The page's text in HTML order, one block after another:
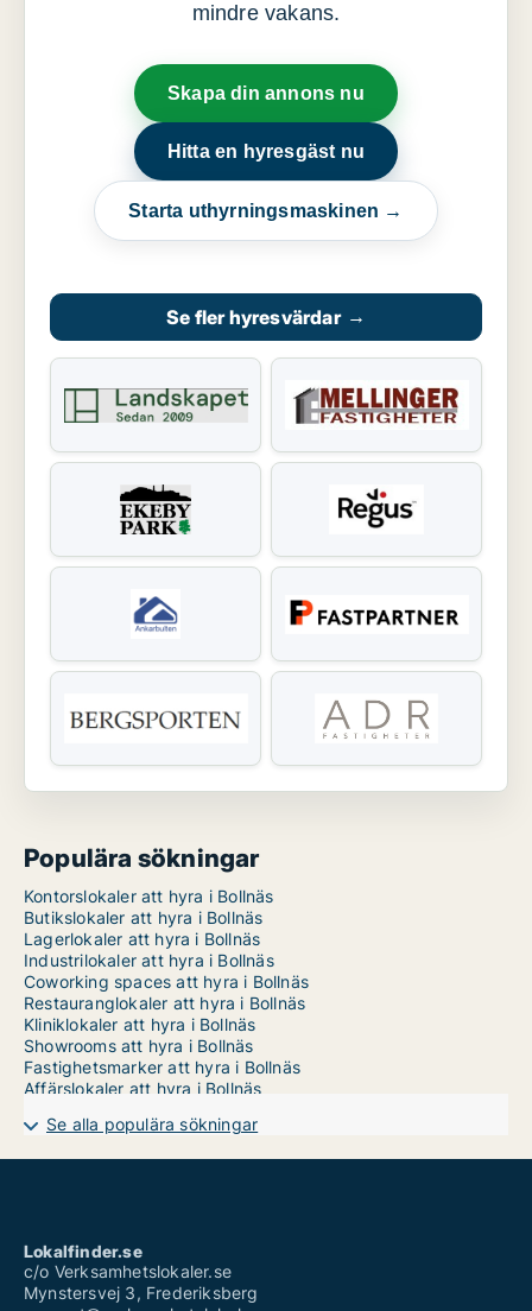
mindre vakans.
Skapa din annons nu
Hitta en hyresgäst nu
Starta uthyrningsmaskinen →
Se fler hyresvärdar →
Populära sökningar
Kontorslokaler att hyra i Bollnäs
Butikslokaler att hyra i Bollnäs
Lagerlokaler att hyra i Bollnäs
Industrilokaler att hyra i Bollnäs
Coworking spaces att hyra i Bollnäs
Restauranglokaler att hyra i Bollnäs
Kliniklokaler att hyra i Bollnäs
Showrooms att hyra i Bollnäs
Fastighetsmarker att hyra i Bollnäs
Affärslokaler att hyra i Bollnäs
Se alla populära sökningar
Lokalfinder.se
c/o Verksamhetslokaler.se
Mynstersvej 3, Frederiksberg